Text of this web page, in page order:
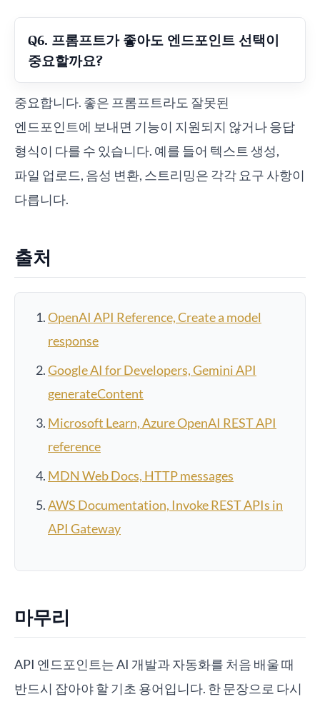
Q6. 프롬프트가 좋아도 엔드포인트 선택이
중요할까요?
중요합니다. 좋은 프롬프트라도 잘못된
엔드포인트에 보내면 기능이 지원되지 않거나 응답
형식이 다를 수 있습니다. 예를 들어 텍스트 생성,
파일 업로드, 음성 변환, 스트리밍은 각각 요구 사항이
다릅니다.
출처
OpenAI API Reference, Create a model
response
Google AI for Developers, Gemini API
generateContent
Microsoft Learn, Azure OpenAI REST API
reference
MDN Web Docs, HTTP messages
AWS Documentation, Invoke REST APIs in
API Gateway
마무리
API 엔드포인트는 AI 개발과 자동화를 처음 배울 때
반드시 잡아야 할 기초 용어입니다. 한 문장으로 다시